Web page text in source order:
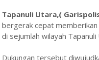
Tapanuli Utara,(
bergerak cepat
di sejumlah wilayah Tapanuli
Dukungan tersebut